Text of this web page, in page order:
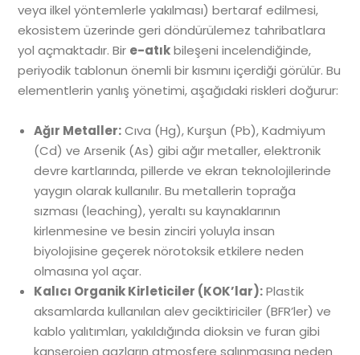
veya ilkel yöntemlerle yakılması) bertaraf edilmesi,
ekosistem üzerinde geri döndürülemez tahribatlara
yol açmaktadır. Bir e-atıkbileşeni incelendiğinde,
periyodik tablonun önemli bir kısmını içerdiği görülür. Bu
elementlerin yanlış yönetimi, aşağıdaki riskleri doğurur:
Ağır Metaller:Cıva (Hg), Kurşun (Pb), Kadmiyum
(Cd) ve Arsenik (As) gibi ağır metaller, elektronik
devre kartlarında, pillerde ve ekran teknolojilerinde
yaygın olarak kullanılır. Bu metallerin toprağa
sızması (leaching), yeraltı su kaynaklarının
kirlenmesine ve besin zinciri yoluyla insan
biyolojisine geçerek nörotoksik etkilere neden
olmasına yol açar.
Kalıcı Organik Kirleticiler (KOK’lar):Plastik
aksamlarda kullanılan alev geciktiriciler (BFR’ler) ve
kablo yalıtımları, yakıldığında dioksin ve furan gibi
kanserojen gazların atmosfere salınmasına neden